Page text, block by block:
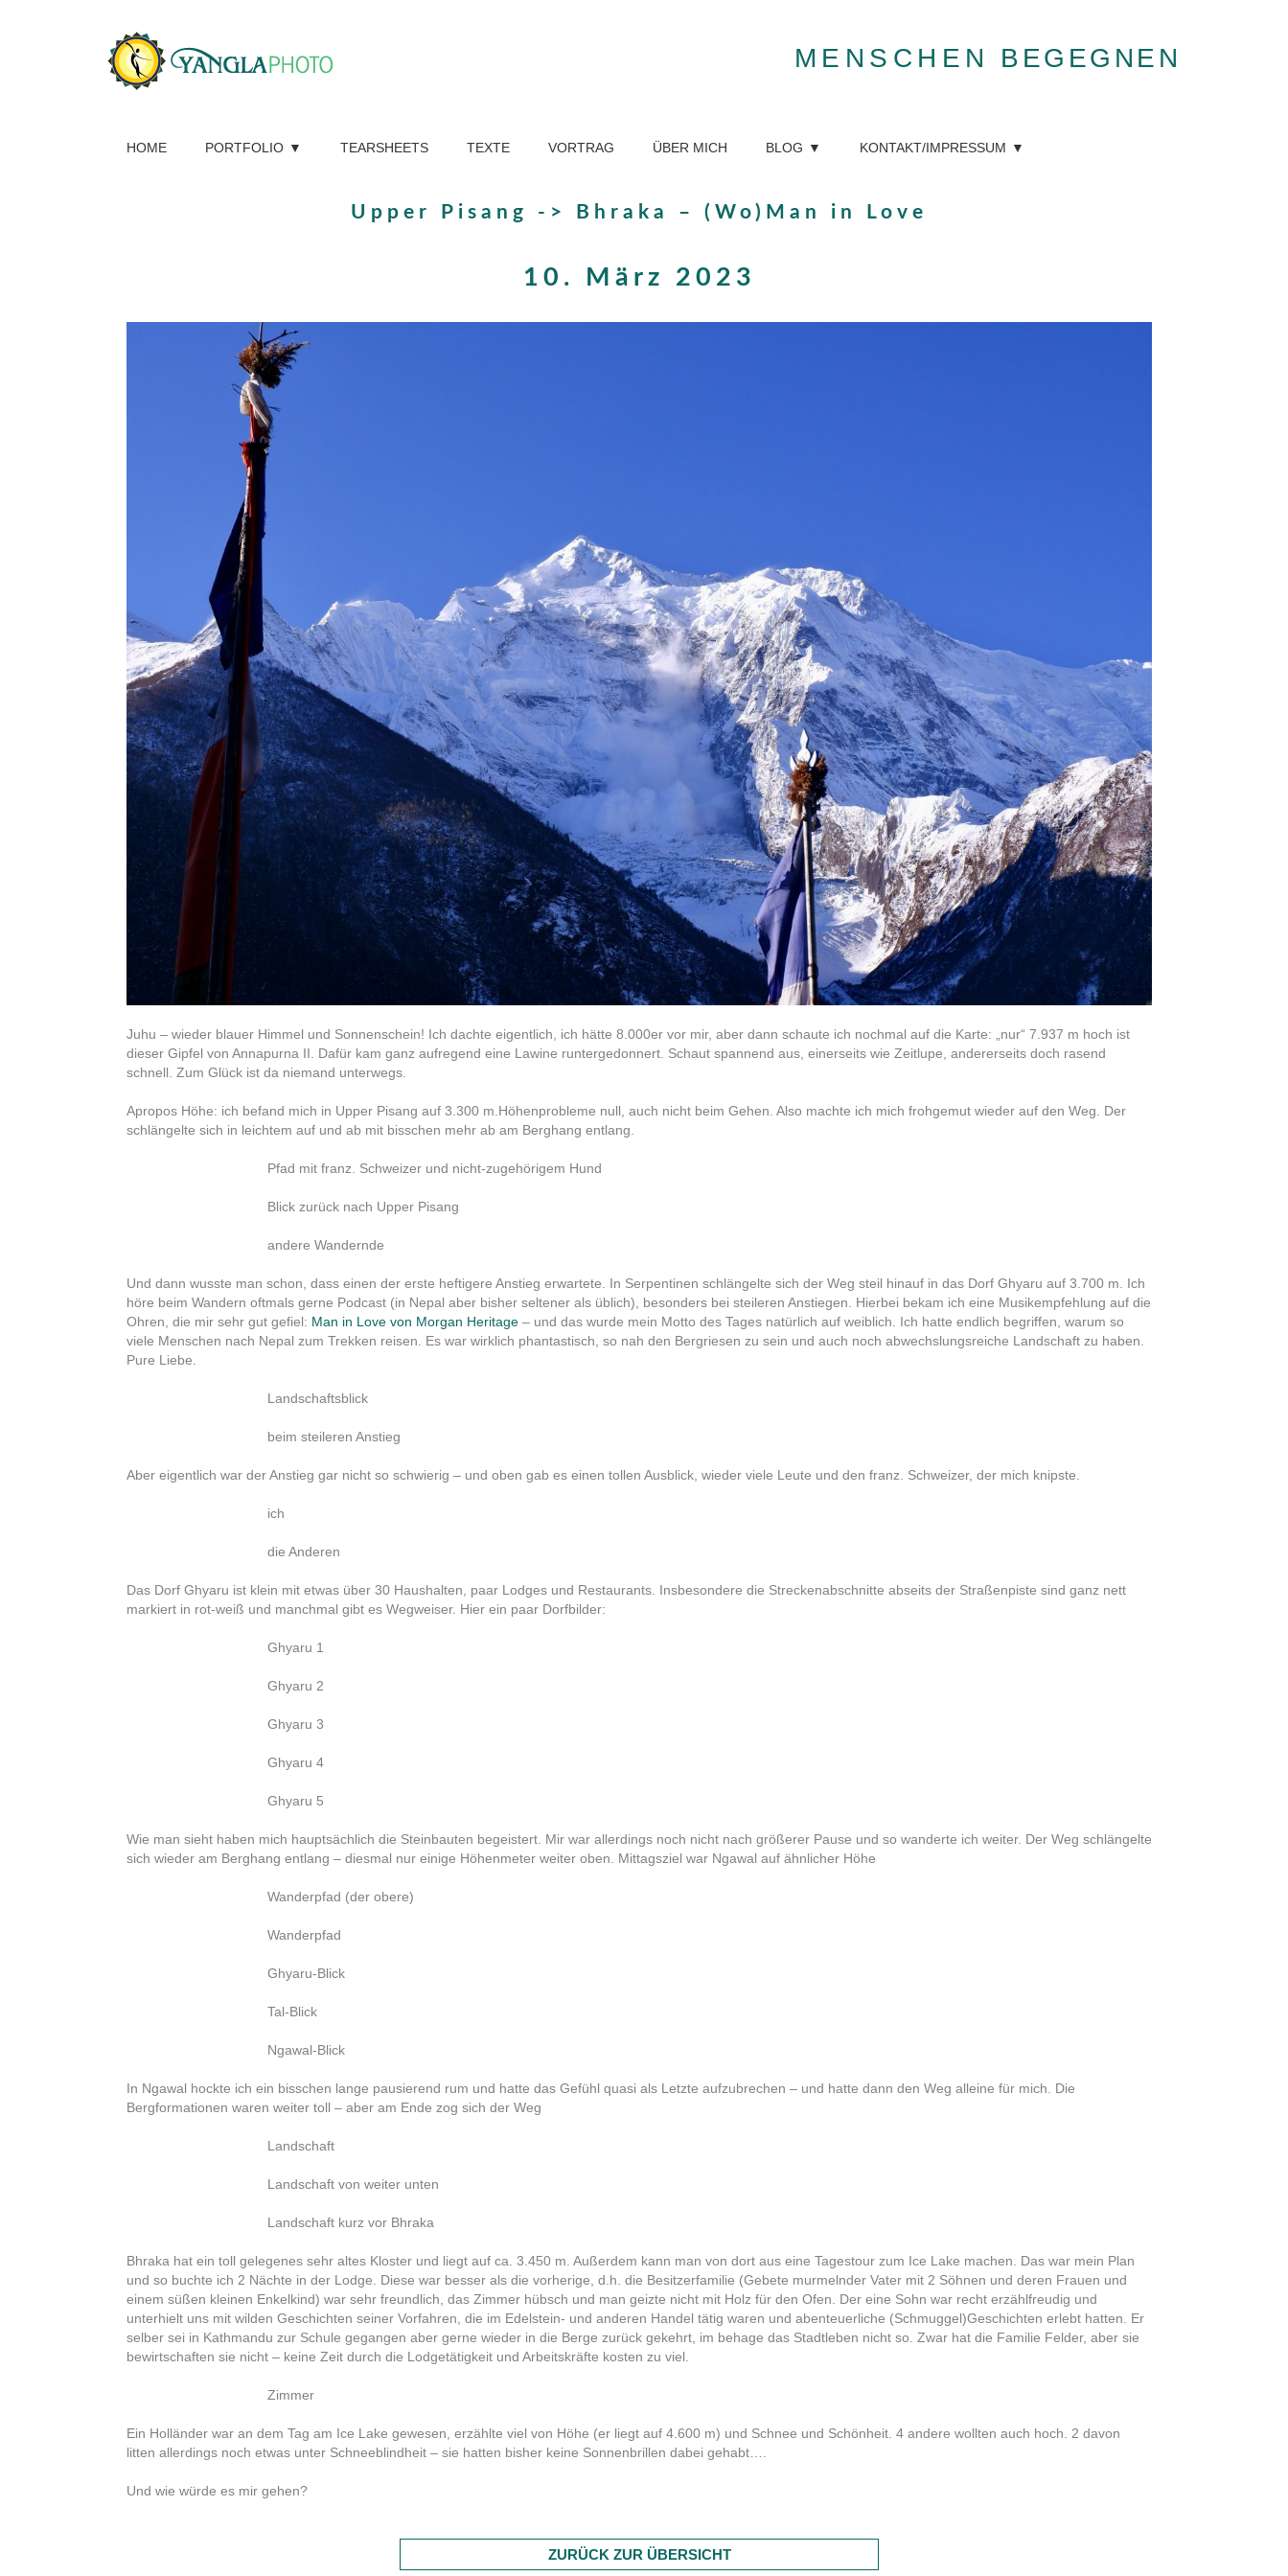
MENSCHEN BEGEGNEN
HOME PORTFOLIO TEARSHEETS TEXTE VORTRAG ÜBER MICH BLOG KONTAKT/IMPRESSUM
Upper Pisang -> Bhraka – (Wo)Man in Love
10. März 2023
Juhu – wieder blauer Himmel und Sonnenschein! Ich dachte eigentlich, ich hätte 8.000er vor mir, aber dann schaute ich nochmal auf die Karte: „nur“ 7.937 m hoch ist
dieser Gipfel von Annapurna II. Dafür kam ganz aufregend eine Lawine runtergedonnert. Schaut spannend aus, einerseits wie Zeitlupe, andererseits doch rasend
schnell. Zum Glück ist da niemand unterwegs.
Apropos Höhe: ich befand mich in Upper Pisang auf 3.300 m.Höhenprobleme null, auch nicht beim Gehen. Also machte ich mich frohgemut wieder auf den Weg. Der
schlängelte sich in leichtem auf und ab mit bisschen mehr ab am Berghang entlang.
Pfad mit franz. Schweizer und nicht-zugehörigem Hund
Blick zurück nach Upper Pisang
andere Wandernde
Und dann wusste man schon, dass einen der erste heftigere Anstieg erwartete. In Serpentinen schlängelte sich der Weg steil hinauf in das Dorf Ghyaru auf 3.700 m. Ich
höre beim Wandern oftmals gerne Podcast (in Nepal aber bisher seltener als üblich), besonders bei steileren Anstiegen. Hierbei bekam ich eine Musikempfehlung auf die
Ohren, die mir sehr gut gefiel: Man in Love von Morgan Heritage – und das wurde mein Motto des Tages natürlich auf weiblich. Ich hatte endlich begriffen, warum so
viele Menschen nach Nepal zum Trekken reisen. Es war wirklich phantastisch, so nah den Bergriesen zu sein und auch noch abwechslungsreiche Landschaft zu haben.
Pure Liebe.
Landschaftsblick
beim steileren Anstieg
Aber eigentlich war der Anstieg gar nicht so schwierig – und oben gab es einen tollen Ausblick, wieder viele Leute und den franz. Schweizer, der mich knipste.
ich
die Anderen
Das Dorf Ghyaru ist klein mit etwas über 30 Haushalten, paar Lodges und Restaurants. Insbesondere die Streckenabschnitte abseits der Straßenpiste sind ganz nett
markiert in rot-weiß und manchmal gibt es Wegweiser. Hier ein paar Dorfbilder:
Ghyaru 1
Ghyaru 2
Ghyaru 3
Ghyaru 4
Ghyaru 5
Wie man sieht haben mich hauptsächlich die Steinbauten begeistert. Mir war allerdings noch nicht nach größerer Pause und so wanderte ich weiter. Der Weg schlängelte
sich wieder am Berghang entlang – diesmal nur einige Höhenmeter weiter oben. Mittagsziel war Ngawal auf ähnlicher Höhe
Wanderpfad (der obere)
Wanderpfad
Ghyaru-Blick
Tal-Blick
Ngawal-Blick
In Ngawal hockte ich ein bisschen lange pausierend rum und hatte das Gefühl quasi als Letzte aufzubrechen – und hatte dann den Weg alleine für mich. Die
Bergformationen waren weiter toll – aber am Ende zog sich der Weg
Landschaft
Landschaft von weiter unten
Landschaft kurz vor Bhraka
Bhraka hat ein toll gelegenes sehr altes Kloster und liegt auf ca. 3.450 m. Außerdem kann man von dort aus eine Tagestour zum Ice Lake machen. Das war mein Plan
und so buchte ich 2 Nächte in der Lodge. Diese war besser als die vorherige, d.h. die Besitzerfamilie (Gebete murmelnder Vater mit 2 Söhnen und deren Frauen und
einem süßen kleinen Enkelkind) war sehr freundlich, das Zimmer hübsch und man geizte nicht mit Holz für den Ofen. Der eine Sohn war recht erzählfreudig und
unterhielt uns mit wilden Geschichten seiner Vorfahren, die im Edelstein- und anderen Handel tätig waren und abenteuerliche (Schmuggel)Geschichten erlebt hatten. Er
selber sei in Kathmandu zur Schule gegangen aber gerne wieder in die Berge zurück gekehrt, im behage das Stadtleben nicht so. Zwar hat die Familie Felder, aber sie
bewirtschaften sie nicht – keine Zeit durch die Lodgetätigkeit und Arbeitskräfte kosten zu viel.
Zimmer
Ein Holländer war an dem Tag am Ice Lake gewesen, erzählte viel von Höhe (er liegt auf 4.600 m) und Schnee und Schönheit. 4 andere wollten auch hoch. 2 davon
litten allerdings noch etwas unter Schneeblindheit – sie hatten bisher keine Sonnenbrillen dabei gehabt….
Und wie würde es mir gehen?
ZURÜCK ZUR ÜBERSICHT